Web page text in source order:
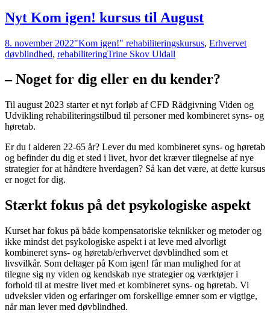
Nyt Kom igen! kursus til August
8. november 2022"Kom igen!" rehabiliteringskursus, Erhvervet
døvblindhed, rehabiliteringTrine Skov Uldall
– Noget for dig eller en du kender?
Til august 2023 starter et nyt forløb af CFD Rådgivning Viden og
Udvikling rehabiliteringstilbud til personer med kombineret syns- og
høretab.
Er du i alderen 22-65 år? Lever du med kombineret syns- og høretab
og befinder du dig et sted i livet, hvor det kræver tilegnelse af nye
strategier for at håndtere hverdagen? Så kan det være, at dette kursus
er noget for dig.
Stærkt fokus på det psykologiske aspekt
Kurset har fokus på både kompensatoriske teknikker og metoder og
ikke mindst det psykologiske aspekt i at leve med alvorligt
kombineret syns- og høretab/erhvervet døvblindhed som et
livsvilkår. Som deltager på Kom igen! får man mulighed for at
tilegne sig ny viden og kendskab nye strategier og værktøjer i
forhold til at mestre livet med et kombineret syns- og høretab. Vi
udveksler viden og erfaringer om forskellige emner som er vigtige,
når man lever med døvblindhed.